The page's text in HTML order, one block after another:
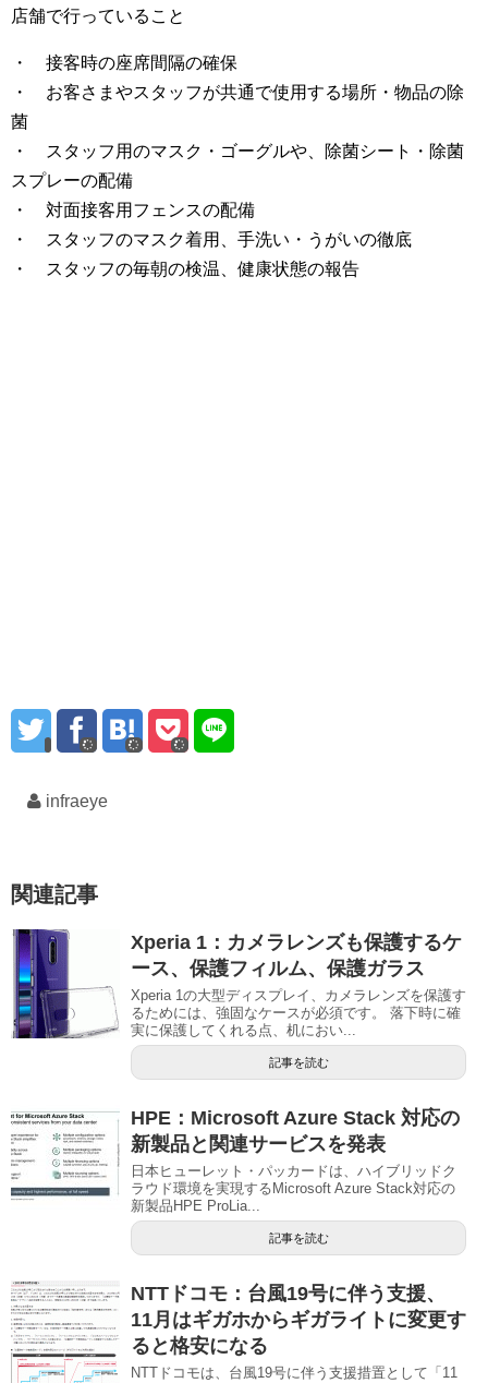
店舗で行っていること
・ 接客時の座席間隔の確保
・ お客さまやスタッフが共通で使用する場所・物品の除
菌
・ スタッフ用のマスク・ゴーグルや、除菌シート・除菌
スプレーの配備
・ 対面接客用フェンスの配備
・ スタッフのマスク着用、手洗い・うがいの徹底
・ スタッフの毎朝の検温、健康状態の報告
infraeye
関連記事
Xperia 1：カメラレンズも保護するケ
ース、保護フィルム、保護ガラス
Xperia 1の大型ディスプレイ、カメラレンズを保護す
るためには、強固なケースが必須です。 落下時に確
実に保護してくれる点、机におい...
記事を読む
HPE：Microsoft Azure Stack 対応の
新製品と関連サービスを発表
日本ヒューレット・パッカードは、ハイブリッドク
ラウド環境を実現するMicrosoft Azure Stack対応の
新製品HPE ProLia...
記事を読む
NTTドコモ：台風19号に伴う支援、
11月はギガホからギガライトに変更す
ると格安になる
NTTドコモは、台風19号に伴う支援措置として「11